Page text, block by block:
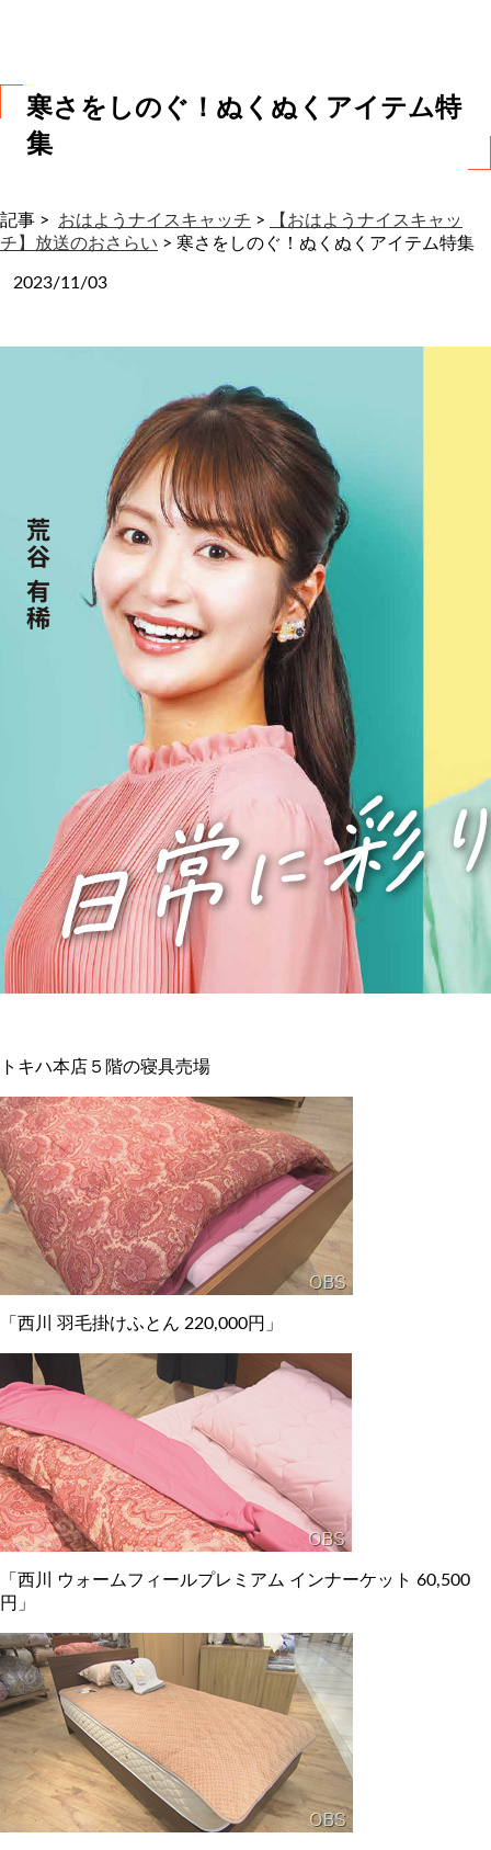
寒さをしのぐ！ぬくぬくアイテム特
集
記事 > おはようナイスキャッチ >
【おはようナイスキャッ
チ】放送のおさらい > 寒さをしのぐ！ぬくぬくアイテム特集
2023/11/03
トキハ本店５階の寝具売場
「西川 羽毛掛けふとん 220,000円」
「西川 ウォームフィールプレミアム インナーケット 60,500
円」